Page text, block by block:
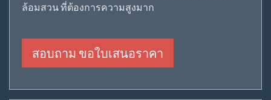
ล้อมสวน ที่ต้องการความสูงมาก
สอบถาม ขอใบเสนอราคา